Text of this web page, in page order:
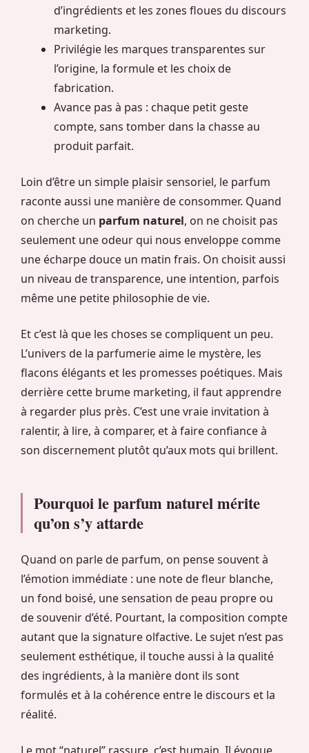
d’ingrédients et les zones floues du discours
marketing.
Privilégie les marques transparentes sur
l’origine, la formule et les choix de
fabrication.
Avance pas à pas : chaque petit geste
compte, sans tomber dans la chasse au
produit parfait.
Loin d’être un simple plaisir sensoriel, le parfum
raconte aussi une manière de consommer. Quand
on cherche un parfum naturel, on ne choisit pas
seulement une odeur qui nous enveloppe comme
une écharpe douce un matin frais. On choisit aussi
un niveau de transparence, une intention, parfois
même une petite philosophie de vie.
Et c’est là que les choses se compliquent un peu.
L’univers de la parfumerie aime le mystère, les
flacons élégants et les promesses poétiques. Mais
derrière cette brume marketing, il faut apprendre
à regarder plus près. C’est une vraie invitation à
ralentir, à lire, à comparer, et à faire confiance à
son discernement plutôt qu’aux mots qui brillent.
Pourquoi le parfum naturel mérite
qu’on s’y attarde
Quand on parle de parfum, on pense souvent à
l’émotion immédiate : une note de fleur blanche,
un fond boisé, une sensation de peau propre ou
de souvenir d’été. Pourtant, la composition compte
autant que la signature olfactive. Le sujet n’est pas
seulement esthétique, il touche aussi à la qualité
des ingrédients, à la manière dont ils sont
formulés et à la cohérence entre le discours et la
réalité.